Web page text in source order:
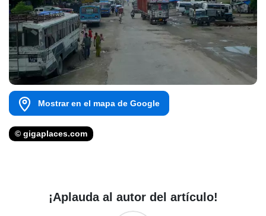
Mostrar en el mapa de Google
© gigaplaces.com
¡Aplauda al autor del artículo!